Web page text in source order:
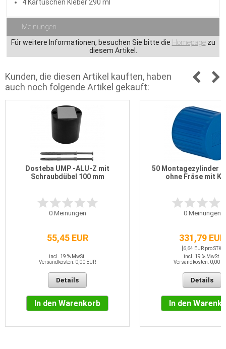
4 Kartuschen Kleber 290 ml
Meinungen
Für weitere Informationen, besuchen Sie bitte die Homepagezu
diesem Artikel.
Kunden, die diesen Artikel kauften, haben
auch noch folgende Artikel gekauft:
Dosteba UMP -ALU-Z mit
Schraubdübel 100 mm
0Meinungen
55,45 EUR
incl. 19 % MwSt.
Versandkosten: 0,00 EUR
Details
In den Warenkorb
50 Montagezylinder
ohne Fräse mit
0Meinungen
331,79 EUR
[6,64 EUR pro STK]
incl. 19 % MwSt.
Versandkosten: 0,00
Details
In den